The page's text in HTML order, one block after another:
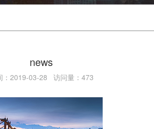
news
：2019-03-28 访问量：473